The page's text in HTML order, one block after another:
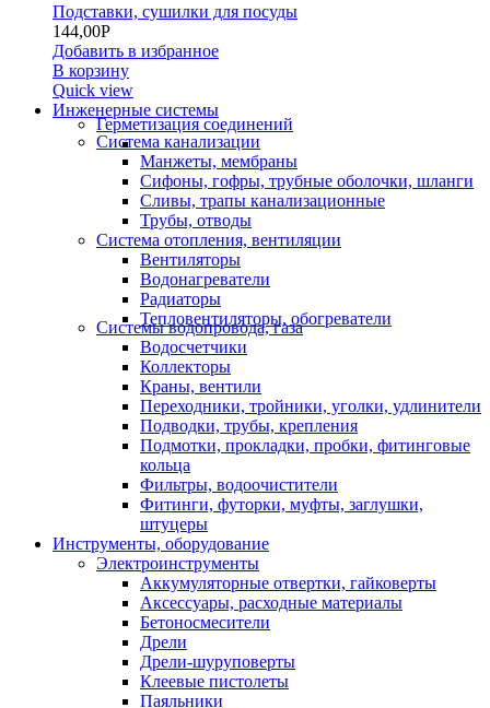
Подставки, сушилки для посуды
144,00Р
Добавить в избранное
В корзину
Quick view
Инженерные системы
Герметизация соединений
Система канализации
Манжеты, мембраны
Сифоны, гофры, трубные оболочки, шланги
Сливы, трапы канализационные
Трубы, отводы
Система отопления, вентиляции
Вентиляторы
Водонагреватели
Радиаторы
Тепловентиляторы, обогреватели
Системы водопровода, газа
Водосчетчики
Коллекторы
Краны, вентили
Переходники, тройники, уголки, удлинители
Подводки, трубы, крепления
Подмотки, прокладки, пробки, фитинговые
кольца
Фильтры, водоочистители
Фитинги, футорки, муфты, заглушки,
штуцеры
Инструменты, оборудование
Электроинструменты
Аккумуляторные отвертки, гайковерты
Аксессуары, расходные материалы
Бетоносмесители
Дрели
Дрели-шуруповерты
Клеевые пистолеты
Паяльники